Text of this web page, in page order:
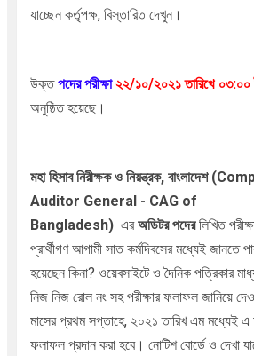
যাচ্ছেন কর্তৃপক্ষ, বিস্তারিত দেখুন।
উক্তপদেরপরীক্ষা ২২/১০/২০২১তারিখে০৩:০০
অনুষ্ঠিত হয়েছে।
মহা হিসাব নিরীক্ষক ও নিয়ন্ত্রক, বাংলাদেশ
Auditor General - CAG of
Bangladesh) এরঅডিটর পদেরলিখিত
প্রার্থীগণ আগামী সাত কর্মদিবসের মধ্যেই জানতে
হয়েছেন কিনা? ওয়েবসাইটে ও দৈনিক পত্রিকার
নিজ নিজ রোল নং সহ পরীক্ষার ফলাফল জানিয়ে
মাসের প্রথম সপ্তাহে, ২০২১ তারিখ এম মধ্যেই এ
ফলাফল প্রদান করা হবে। নোটিশ বোর্ডে ও দেখা